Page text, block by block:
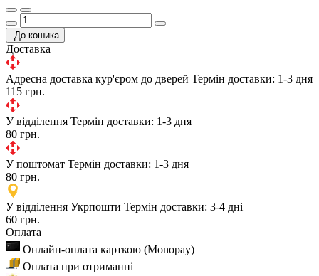
До кошика
Доставка
Адресна доставка кур'єром до дверей Термін доставки: 1-3 дня
115 грн.
У відділення Термін доставки: 1-3 дня
80 грн.
У поштомат Термін доставки: 1-3 дня
80 грн.
У відділення Укрпошти Термін доставки: 3-4 дні
60 грн.
Оплата
Онлайн-оплата карткою (Monopay)
Оплата при отриманні